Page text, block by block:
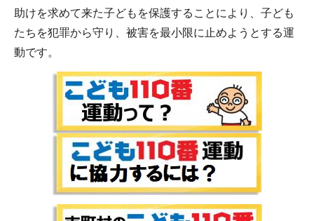
助けを求めて来た子どもを保護することにより、子ども
たちを犯罪から守り、被害を最小限に止めようとする運
動です。